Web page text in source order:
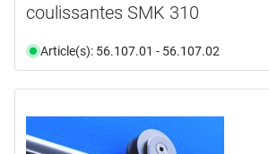
coulissantes SMK 310
Article(s): 56.107.01 - 56.107.02